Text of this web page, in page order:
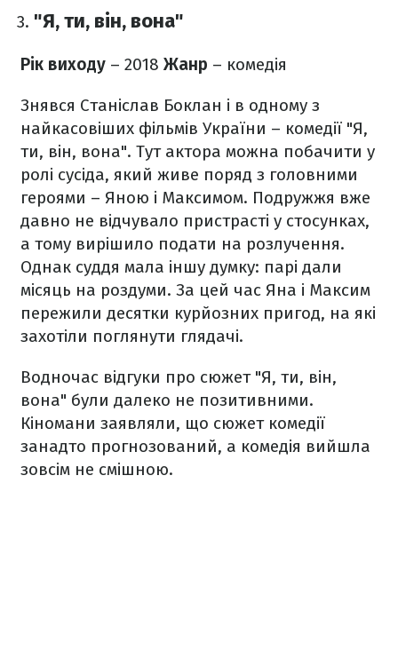
"Я, ти, він, вона"
Рік виходу – 2018 Жанр – комедія
Знявся Станіслав Боклан і в одному з
найкасовіших фільмів України – комедії "Я,
ти, він, вона". Тут актора можна побачити у
ролі сусіда, який живе поряд з головними
героями – Яною і Максимом. Подружжя вже
давно не відчувало пристрасті у стосунках,
а тому вирішило подати на розлучення.
Однак суддя мала іншу думку: парі дали
місяць на роздуми. За цей час Яна і Максим
пережили десятки курйозних пригод, на які
захотіли поглянути глядачі.
Водночас відгуки про сюжет "Я, ти, він,
вона" були далеко не позитивними.
Кіномани заявляли, що сюжет комедії
занадто прогнозований, а комедія вийшла
зовсім не смішною.